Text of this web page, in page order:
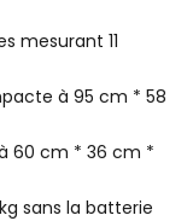
mesurant 11
à 95 cm * 58
60 cm * 36 cm *
sans la batterie